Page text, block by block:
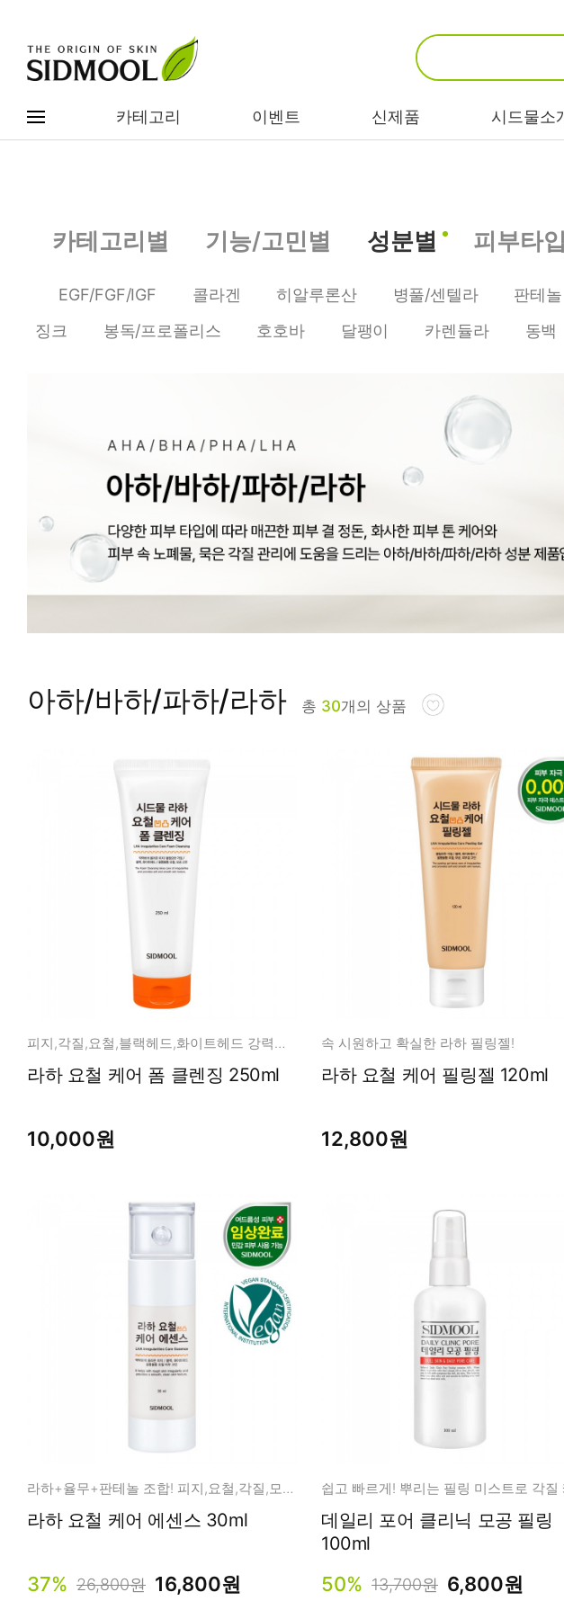
카테고리 이벤트 신제품 시드물소
카테고리별 베스트
이벤트
비누/클렌징
마스크/팩/필링
스킨/토너/미스
수분젤/에센셜
로션
썬케어
오일
건강식품
소품
트
민
미백
탈모
청소
남성
카테고리별 기능/고민별 성분별 피부타
EGF/FGF/IGF 콜라겐 히알루론산 병풀/센텔라 판테놀
징크
봉독/프로폴리스 호호바 달팽이 카렌듈라 동백
아하/바하/파하/라하 총 30개의 상품
피지,각질,요철,블랙헤드,화이트헤드 강력하게 올킬!
라하 요철 케어 폼 클렌징 250ml
10,000원
속 시원하고 확실한 라하 필링젤!
라하 요철 케어 필링젤 120ml
12,800원
라하+율무+판테놀 조합! 피지,요철,각질,모공 케어!
라하 요철 케어 에센스 30ml
37% 26,800원 16,800원
데일리 포어 클리닉 모공 필링
100ml
50% 13,700원 6,800원